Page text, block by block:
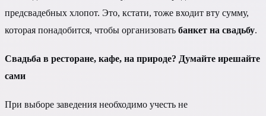
предсвадебных хлопот. Это, кстати, тоже входит вту сумму,
которая понадобится, чтобы организовать банкет на свадьбу.
Свадьба в ресторане, кафе, на природе? Думайте ирешайте
сами
При выборе заведения необходимо учесть не